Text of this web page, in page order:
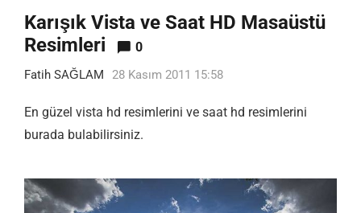
Karışık Vista ve Saat HD Masaüstü
Resimleri
0
Fatih SAĞLAM 28 Kasım 2011 15:58
En güzel vista hd resimlerini ve saat hd resimlerini
burada bulabilirsiniz.